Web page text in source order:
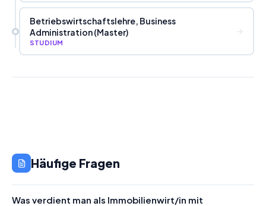
Betriebswirtschaftslehre, Business
Administration (Master)
STUDIUM
Häufige Fragen
Was verdient man als Immobilienwirt/in mit